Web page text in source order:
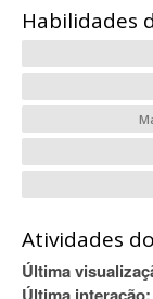
Habilidades
Atividades
Última